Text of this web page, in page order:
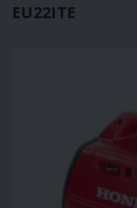
EU22ITE